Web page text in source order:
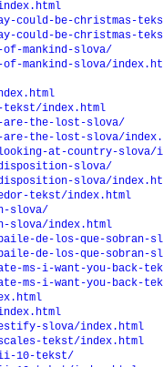
could-be-christmas-
could-be-christmas-
mankind-slova/
mankind-slova/
tekst/index.html
the-lost-slova/
the-lost-slova/
at-country-slova/
slova/
slova/
tekst/index.html
slova/
slova/index.html
de-los-que-sobran-
de-los-que-sobran-
ms-i-want-you-back-
ms-i-want-you-back-
slova/index.html
tekst/index.html
10-tekst/